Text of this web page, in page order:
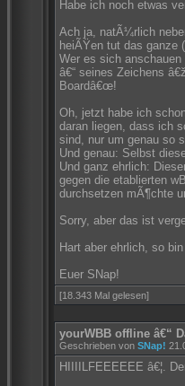
Habe ich noch etwas
Ach ja, natÃ¼rlich
heiÃŸen tut das ganze
Wer es sich
â€“ seines Zeichens
Boardâ€œ!
Oh, jetzt habe ich
daran liegen, dass ich
sind, nur um genau so
Und genau: Selbst
Und ganz ehrlich:
gegen die etablierten
durchsetzen mÃ¶chte
Sorry, aber das ist
Hart aber ehrlich, so
Euer SNap!
[18.343 Mal gelesen]
yourWBB offline â€“
Geschrieben von SNap!
HIIIILFEEEEEE â€¦.